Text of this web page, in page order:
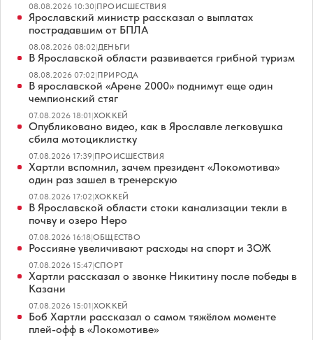
08.08.2026 10:30|ПРОИСШЕСТВИЯ
Ярославский министр рассказал о выплатах
пострадавшим от БПЛА
08.08.2026 08:02|ДЕНЬГИ
В Ярославской области развивается грибной туризм
08.08.2026 07:02|ПРИРОДА
В ярославской «Арене 2000» поднимут еще один
чемпионский стяг
07.08.2026 18:01|ХОККЕЙ
Опубликовано видео, как в Ярославле легковушка
сбила мотоциклистку
07.08.2026 17:39|ПРОИСШЕСТВИЯ
Хартли вспомнил, зачем президент «Локомотива»
один раз зашел в тренерскую
07.08.2026 17:02|ХОККЕЙ
В Ярославской области стоки канализации текли в
почву и озеро Неро
07.08.2026 16:18|ОБЩЕСТВО
Россияне увеличивают расходы на спорт и ЗОЖ
07.08.2026 15:47|СПОРТ
Хартли рассказал о звонке Никитину после победы в
Казани
07.08.2026 15:01|ХОККЕЙ
Боб Хартли рассказал о самом тяжёлом моменте
плей-офф в «Локомотиве»